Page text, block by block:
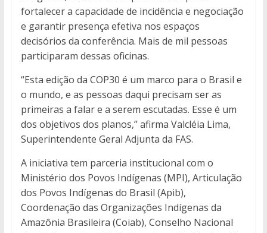
fortalecer a capacidade de incidência e negociação
e garantir presença efetiva nos espaços
decisórios da conferência. Mais de mil pessoas
participaram dessas oficinas.
“Esta edição da COP30 é um marco para o Brasil e
o mundo, e as pessoas daqui precisam ser as
primeiras a falar e a serem escutadas. Esse é um
dos objetivos dos planos,” afirma Valcléia Lima,
Superintendente Geral Adjunta da FAS.
A iniciativa tem parceria institucional com o
Ministério dos Povos Indígenas (MPI), Articulação
dos Povos Indígenas do Brasil (Apib),
Coordenação das Organizações Indígenas da
Amazônia Brasileira (Coiab), Conselho Nacional